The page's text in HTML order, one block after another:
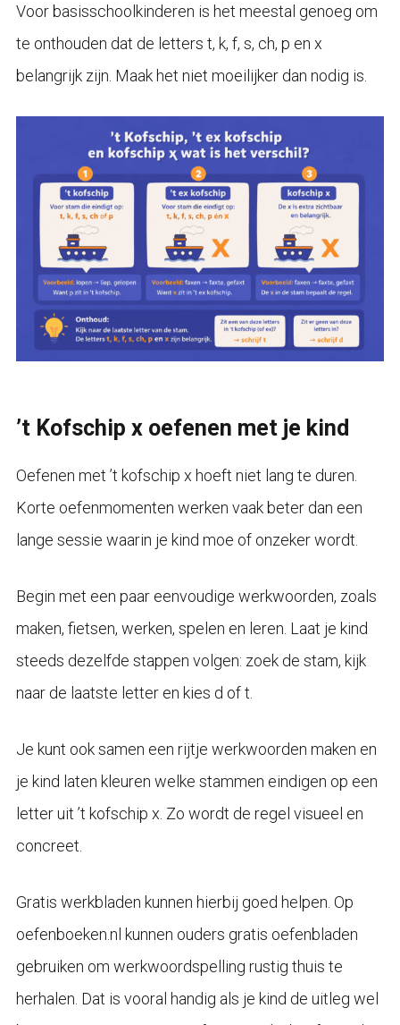
Voor basisschoolkinderen is het meestal genoeg om
te onthouden dat de letters t, k, f, s, ch, p en x
belangrijk zijn. Maak het niet moeilijker dan nodig is.
’t Kofschip x oefenen met je kind
Oefenen met ’t kofschip x hoeft niet lang te duren.
Korte oefenmomenten werken vaak beter dan een
lange sessie waarin je kind moe of onzeker wordt.
Begin met een paar eenvoudige werkwoorden, zoals
maken, fietsen, werken, spelen en leren. Laat je kind
steeds dezelfde stappen volgen: zoek de stam, kijk
naar de laatste letter en kies d of t.
Je kunt ook samen een rijtje werkwoorden maken en
je kind laten kleuren welke stammen eindigen op een
letter uit ’t kofschip x. Zo wordt de regel visueel en
concreet.
Gratis werkbladen kunnen hierbij goed helpen. Op
oefenboeken.nl kunnen ouders gratis oefenbladen
gebruiken om werkwoordspelling rustig thuis te
herhalen. Dat is vooral handig als je kind de uitleg wel